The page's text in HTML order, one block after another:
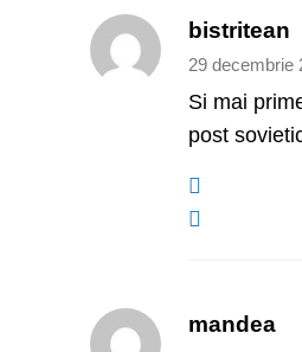
bistritean
29 decembrie
Si mai
post
mandea